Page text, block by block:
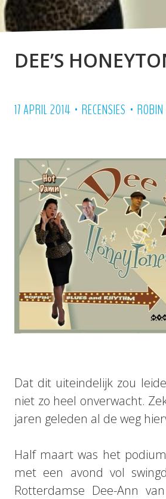
DEE’S
17 APRIL 2014 • RECENSIES •
Dat dit uiteindelijk zou
niet zo heel onverwacht.
jaren geleden al de weg
Half maart was het
met een avond vol
Rotterdamse Dee-Ann